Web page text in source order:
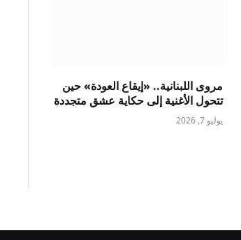
مروى اللبنانية.. «إيقاع العودة» حين
تتحول الأغنية إلى حكاية عشق متجددة
يوليو 7, 2026